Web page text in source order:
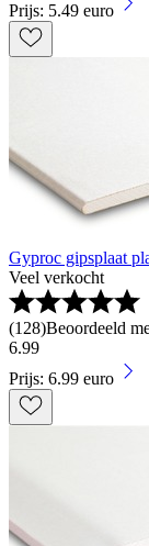
Prijs: 5.49 euro
Gyproc gipsplaat
Veel verkocht
(128)Beoordeeld
6.99
Prijs: 6.99 euro